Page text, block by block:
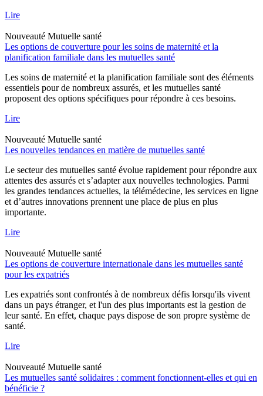
Lire
Nouveauté Mutuelle santé
Les options de couverture pour les soins de maternité et la
planification familiale dans les mutuelles santé
Les soins de maternité et la planification familiale sont des éléments
essentiels pour de nombreux assurés, et les mutuelles santé
proposent des options spécifiques pour répondre à ces besoins.
Lire
Nouveauté Mutuelle santé
Les nouvelles tendances en matière de mutuelles santé
Le secteur des mutuelles santé évolue rapidement pour répondre aux
attentes des assurés et s’adapter aux nouvelles technologies. Parmi
les grandes tendances actuelles, la télémédecine, les services en ligne
et d’autres innovations prennent une place de plus en plus
importante.
Lire
Nouveauté Mutuelle santé
Les options de couverture internationale dans les mutuelles santé
pour les expatriés
Les expatriés sont confrontés à de nombreux défis lorsqu'ils vivent
dans un pays étranger, et l'un des plus importants est la gestion de
leur santé. En effet, chaque pays dispose de son propre système de
santé.
Lire
Nouveauté Mutuelle santé
Les mutuelles santé solidaires : comment fonctionnent-elles et qui en
bénéficie ?